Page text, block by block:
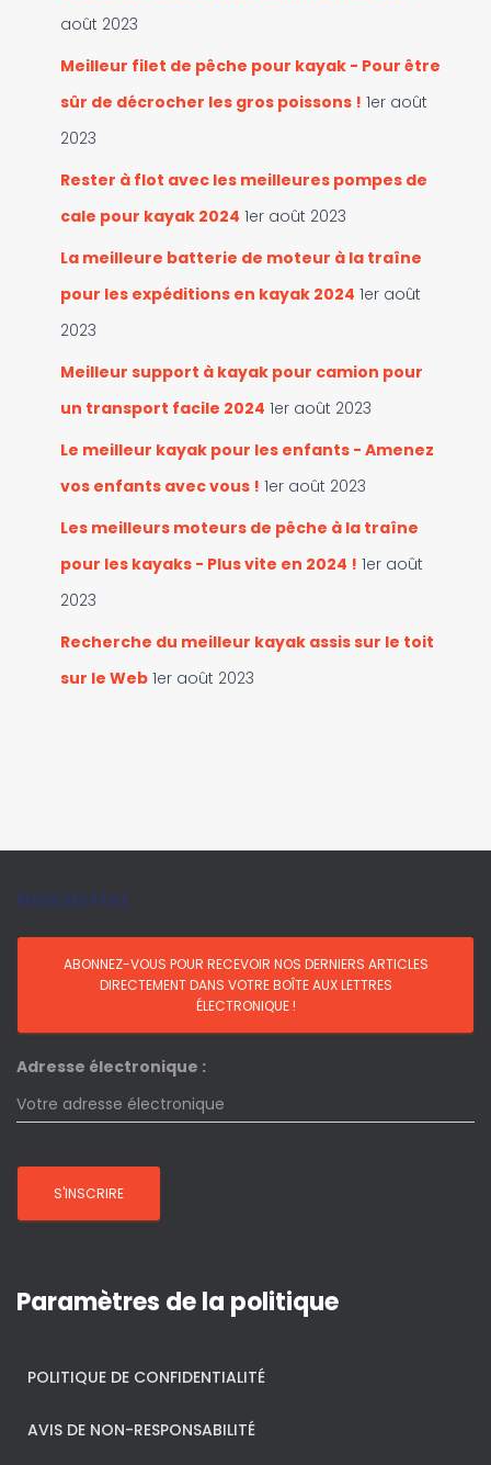
août 2023
Meilleur filet de pêche pour kayak - Pour être
sûr de décrocher les gros poissons ! 1er août
2023
Rester à flot avec les meilleures pompes de
cale pour kayak 2024 1er août 2023
La meilleure batterie de moteur à la traîne
pour les expéditions en kayak 2024 1er août
2023
Meilleur support à kayak pour camion pour
un transport facile 2024 1er août 2023
Le meilleur kayak pour les enfants - Amenez
vos enfants avec vous ! 1er août 2023
Les meilleurs moteurs de pêche à la traîne
pour les kayaks - Plus vite en 2024 ! 1er août
2023
Recherche du meilleur kayak assis sur le toit
sur le Web 1er août 2023
Newsletter
Adresse électronique :
Paramètres de la politique
POLITIQUE DE CONFIDENTIALITÉ
AVIS DE NON-RESPONSABILITÉ